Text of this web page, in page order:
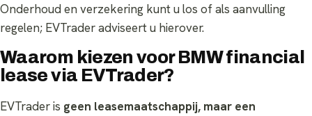
Onderhoud en verzekering kunt u los of als aanvulling
regelen; EVTrader adviseert u hierover.
Waarom kiezen voor BMW financial
lease via EVTrader?
EVTrader is geen leasemaatschappij, maar een